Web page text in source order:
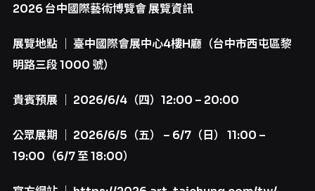
2026台中國際藝術博覽會展覽資訊
展覽地點 臺中國際會展中心4樓H廳（台中市西屯區黎
明路三段 1000 號）
貴賓預展 ｜ 2026/6/4（四）12:00 – 20:00
公眾展期 ｜ 2026/6/5 （五） – 6/7（日） 11:00 –
19:00 （6/7至 18:00）